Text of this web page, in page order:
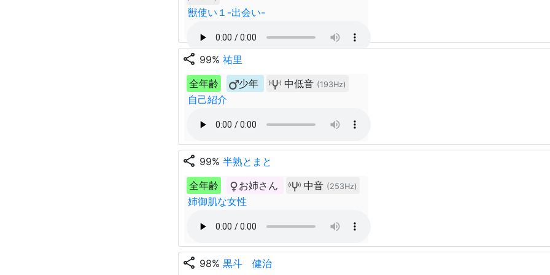
獣使い１-出会い-
share 99% 祐里
全年齢
少年 中低音 (193Hz)
自己紹介
share 99% 半熟とまと
全年齢
お姉さん 中音 (253Hz)
姉御肌な女性
share 98% 黒斗 健治